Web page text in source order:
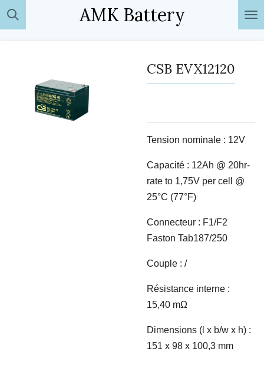
Passer
au
AMK Battery
CSB EVX12120
Tension nominale : 12V
Capacité : 12Ah @ 20hr-
rate to 1,75V per cell @
25°C (77°F)
Connecteur : F1/F2
Faston Tab187/250
Couple : /
Résistance interne :
15,40 mΩ
Dimensions (l x b/w x h) :
151 x 98 x 100,3 mm